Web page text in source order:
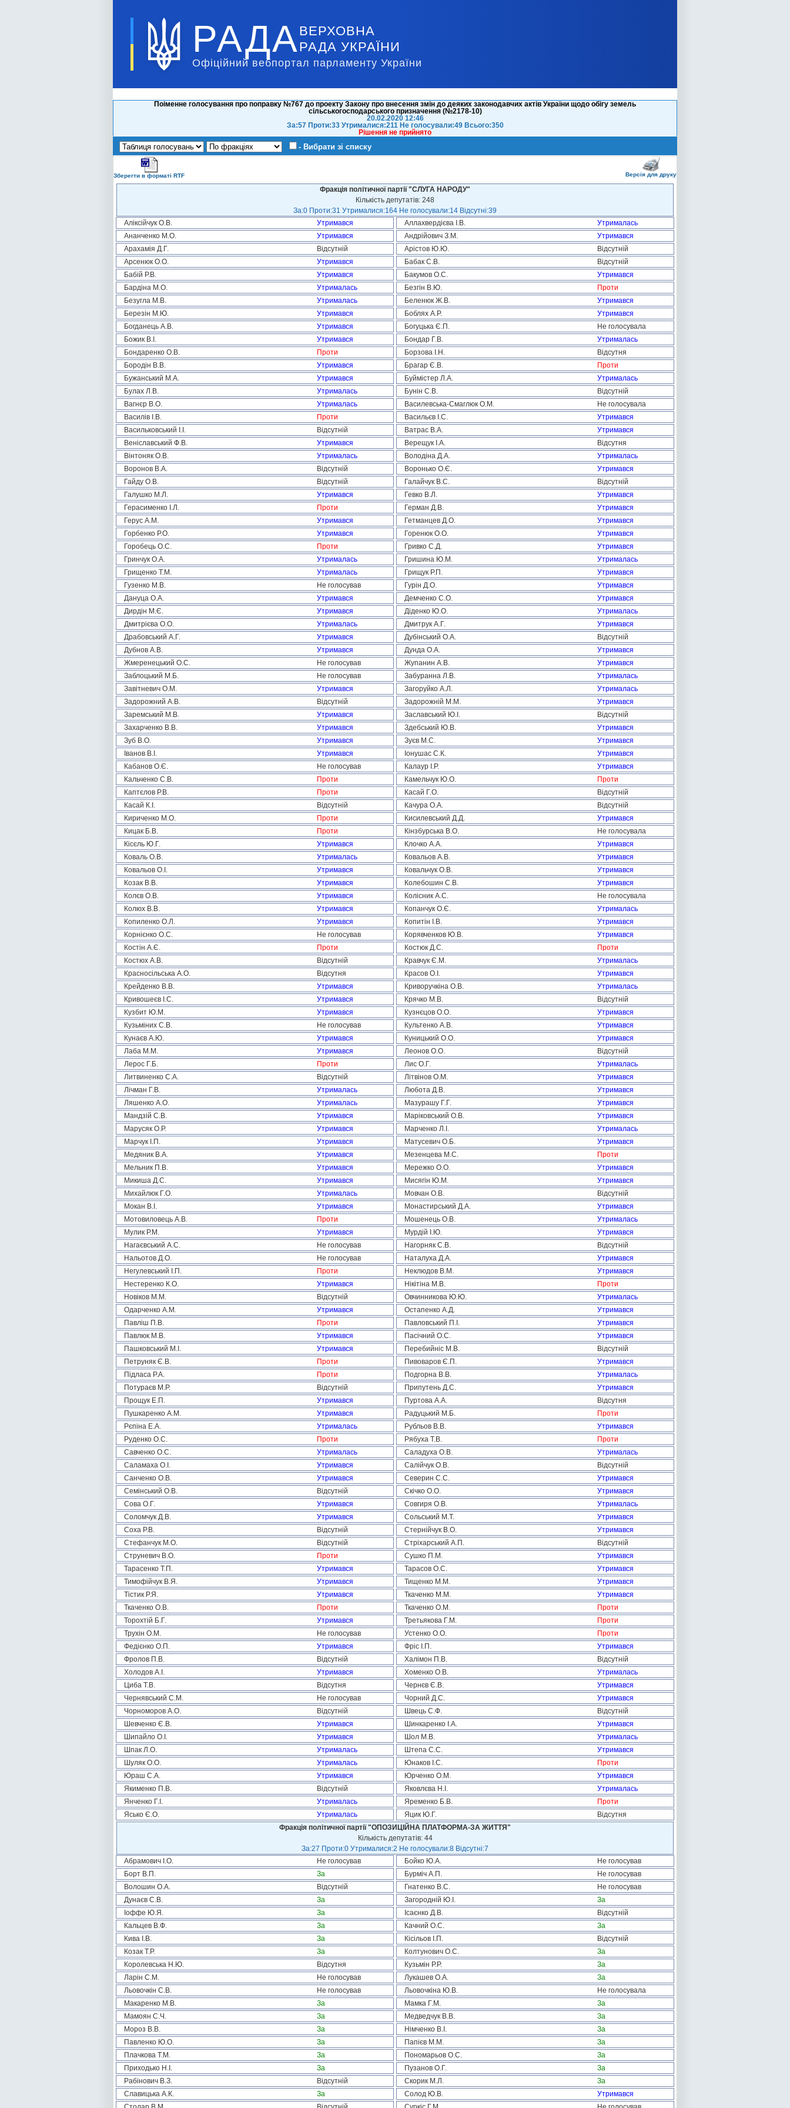
РАДА ВЕРХОВНА
РАДА УКРАЇНИ
Офіційний вебпортал парламенту України
Поіменне голосування про поправку №767 до проекту Закону про внесення змін до деяких законодавчих актів України щодо обігу земель
сільськогосподарського призначення (№2178-10)
20.02.2020 12:46
За:57 Проти:33 Утрималися:211 Не голосували:49 Всього:350
Рішення не прийнято
- Вибрати зі списку
Зберегти в форматі RTF Версія для друку
Фракція політичної партії "СЛУГА НАРОДУ"
Кількість депутатів: 248
За:0 Проти:31 Утрималися:164 Не голосували:14 Відсутні:39
Аліксійчук О.В.
Утримався Аллахвердієва І.В.
Утрималась
Ананченко М.О.
Утримався Андрійович З.М.
Утримався
Арахамія Д.Г.
Відсутній Арістов Ю.Ю.
Відсутній
Арсенюк О.О.
Утримався Бабак С.В.
Відсутній
Бабій Р.В.
Утримався Бакумов О.С.
Утримався
Бардіна М.О.
Утрималась Безгін В.Ю.
Проти
Безугла М.В.
Утрималась Беленюк Ж.В.
Утримався
Березін М.Ю.
Утримався Боблях А.Р.
Утримався
Богданець А.В.
Утримався Богуцька Є.П.
Не голосувала
Божик В.І.
Утримався Бондар Г.В.
Утрималась
Бондаренко О.В.
Проти Борзова І.Н.
Відсутня
Бородін В.В.
Утримався Брагар Є.В.
Проти
Бужанський М.А.
Утримався Буймістер Л.А.
Утрималась
Булах Л.В.
Утрималась Бунін С.В.
Відсутній
Вагнєр В.О.
Утрималась Василевська-Смаглюк О.М.
Не голосувала
Василів І.В.
Проти Васильєв І.С.
Утримався
Васильковський І.І.
Відсутній Ватрас В.А.
Утримався
Веніславський Ф.В.
Утримався Верещук І.А.
Відсутня
Вінтоняк О.В.
Утрималась Володіна Д.А.
Утрималась
Воронов В.А.
Відсутній Воронько О.Є.
Утримався
Гайду О.В.
Відсутній Галайчук В.С.
Відсутній
Галушко М.Л.
Утримався Гевко В.Л.
Утримався
Герасименко І.Л.
Проти Герман Д.В.
Утримався
Герус А.М.
Утримався Гетманцев Д.О.
Утримався
Горбенко Р.О.
Утримався Горенюк О.О.
Утримався
Горобець О.С.
Проти Гривко С.Д.
Утримався
Гринчук О.А.
Утрималась Гришина Ю.М.
Утрималась
Грищенко Т.М.
Утрималась Грищук Р.П.
Утримався
Гузенко М.В.
Не голосував Гурін Д.О.
Утримався
Дануца О.А.
Утримався Демченко С.О.
Утримався
Дирдін М.Є.
Утримався Діденко Ю.О.
Утрималась
Дмитрієва О.О.
Утрималась Дмитрук А.Г.
Утримався
Драбовський А.Г.
Утримався Дубінський О.А.
Відсутній
Дубнов А.В.
Утримався Дунда О.А.
Утримався
Жмеренецький О.С.
Не голосував Жупанин А.В.
Утримався
Заблоцький М.Б.
Не голосував Забуранна Л.В.
Утрималась
Завітневич О.М.
Утримався Загоруйко А.Л.
Утрималась
Задорожний А.В.
Відсутній Задорожній М.М.
Утримався
Заремський М.В.
Утримався Заславський Ю.І.
Відсутній
Захарченко В.В.
Утримався Здебський Ю.В.
Утримався
Зуб В.О.
Утримався Зуєв М.С.
Утримався
Іванов В.І.
Утримався Іонушас С.К.
Утримався
Кабанов О.Є.
Не голосував Калаур І.Р.
Утримався
Кальченко С.В.
Проти Камельчук Ю.О.
Проти
Каптєлов Р.В.
Проти Касай Г.О.
Відсутній
Касай К.І.
Відсутній Качура О.А.
Відсутній
Кириченко М.О.
Проти Кисилевський Д.Д.
Утримався
Кицак Б.В.
Проти Кінзбурська В.О.
Не голосувала
Кісєль Ю.Г.
Утримався Клочко А.А.
Утримався
Коваль О.В.
Утрималась Ковальов А.В.
Утримався
Ковальов О.І.
Утримався Ковальчук О.В.
Утримався
Козак В.В.
Утримався Колебошин С.В.
Утримався
Колєв О.В.
Утримався Колісник А.С.
Не голосувала
Колюх В.В.
Утримався Копанчук О.Є.
Утрималась
Копиленко О.Л.
Утримався Копитін І.В.
Утримався
Корнієнко О.С.
Не голосував Корявченков Ю.В.
Утримався
Костін А.Є.
Проти Костюк Д.С.
Проти
Костюх А.В.
Відсутній Кравчук Є.М.
Утрималась
Красносільська А.О.
Відсутня Красов О.І.
Утримався
Крейденко В.В.
Утримався Криворучкіна О.В.
Утрималась
Кривошеєв І.С.
Утримався Крячко М.В.
Відсутній
Кузбит Ю.М.
Утримався Кузнєцов О.О.
Утримався
Кузьміних С.В.
Не голосував Культенко А.В.
Утримався
Кунаєв А.Ю.
Утримався Куницький О.О.
Утримався
Лаба М.М.
Утримався Леонов О.О.
Відсутній
Лерос Г.Б.
Проти Лис О.Г.
Утрималась
Литвиненко С.А.
Відсутній Літвінов О.М.
Утримався
Лічман Г.В.
Утрималась Любота Д.В.
Утримався
Ляшенко А.О.
Утрималась Мазурашу Г.Г.
Утримався
Мандзій С.В.
Утримався Маріковський О.В.
Утримався
Марусяк О.Р.
Утримався Марченко Л.І.
Утрималась
Марчук І.П.
Утримався Матусевич О.Б.
Утримався
Медяник В.А.
Утримався Мезенцева М.С.
Проти
Мельник П.В.
Утримався Мережко О.О.
Утримався
Микиша Д.С.
Утримався Мисягін Ю.М.
Утримався
Михайлюк Г.О.
Утрималась Мовчан О.В.
Відсутній
Мокан В.І.
Утримався Монастирський Д.А.
Утримався
Мотовиловець А.В.
Проти Мошенець О.В.
Утрималась
Мулик Р.М.
Утримався Мурдій І.Ю.
Утримався
Нагаєвський А.С.
Не голосував Нагорняк С.В.
Відсутній
Нальотов Д.О.
Не голосував Наталуха Д.А.
Утримався
Негулевський І.П.
Проти Неклюдов В.М.
Утримався
Нестеренко К.О.
Утримався Нікітіна М.В.
Проти
Новіков М.М.
Відсутній Овчинникова Ю.Ю.
Утрималась
Одарченко А.М.
Утримався Остапенко А.Д.
Утримався
Павліш П.В.
Проти Павловський П.І.
Утримався
Павлюк М.В.
Утримався Пасічний О.С.
Утримався
Пашковський М.І.
Утримався Перебийніс М.В.
Відсутній
Петруняк Є.В.
Проти Пивоваров Є.П.
Утримався
Підласа Р.А.
Проти Подгорна В.В.
Утрималась
Потураєв М.Р.
Відсутній Припутень Д.С.
Утримався
Прощук Е.П.
Утримався Пуртова А.А.
Відсутня
Пушкаренко А.М.
Утримався Радуцький М.Б.
Проти
Рєпіна Е.А.
Утрималась Рубльов В.В.
Утримався
Руденко О.С.
Проти Рябуха Т.В.
Проти
Савченко О.С.
Утрималась Саладуха О.В.
Утрималась
Саламаха О.І.
Утримався Салійчук О.В.
Відсутній
Санченко О.В.
Утримався Северин С.С.
Утримався
Семінський О.В.
Відсутній Скічко О.О.
Утримався
Сова О.Г.
Утримався Совгиря О.В.
Утрималась
Соломчук Д.В.
Утримався Сольський М.Т.
Утримався
Соха Р.В.
Відсутній Стернійчук В.О.
Утримався
Стефанчук М.О.
Відсутній Стріхарський А.П.
Відсутній
Струневич В.О.
Проти Сушко П.М.
Утримався
Тарасенко Т.П.
Утримався Тарасов О.С.
Утримався
Тимофійчук В.Я.
Утримався Тищенко М.М.
Утримався
Тістик Р.Я.
Утримався Ткаченко М.М.
Утримався
Ткаченко О.В.
Проти Ткаченко О.М.
Проти
Торохтій Б.Г.
Утримався Третьякова Г.М.
Проти
Трухін О.М.
Не голосував Устенко О.О.
Проти
Федієнко О.П.
Утримався Фріс І.П.
Утримався
Фролов П.В.
Відсутній Халімон П.В.
Відсутній
Холодов А.І.
Утримався Хоменко О.В.
Утрималась
Циба Т.В.
Відсутня Чернєв Є.В.
Утримався
Чернявський С.М.
Не голосував Чорний Д.С.
Утримався
Чорноморов А.О.
Відсутній Швець С.Ф.
Відсутній
Шевченко Є.В.
Утримався Шинкаренко І.А.
Утримався
Шипайло О.І.
Утримався Шол М.В.
Утрималась
Шпак Л.О.
Утрималась Штепа С.С.
Утримався
Шуляк О.О.
Утрималась Юнаков І.С.
Проти
Юраш С.А.
Утримався Юрченко О.М.
Утримався
Якименко П.В.
Відсутній Яковлєва Н.І.
Утрималась
Янченко Г.І.
Утрималась Яременко Б.В.
Проти
Ясько Є.О.
Утрималась Яцик Ю.Г.
Відсутня
Фракція політичної партії "ОПОЗИЦІЙНА ПЛАТФОРМА-ЗА ЖИТТЯ"
Кількість депутатів: 44
За:27 Проти:0 Утрималися:2 Не голосували:8 Відсутні:7
Абрамович І.О.
Не голосував Бойко Ю.А.
Не голосував
Борт В.П.
За Бурміч А.П.
Не голосував
Волошин О.А.
Відсутній Гнатенко В.С.
Не голосував
Дунаєв С.В.
За Загородній Ю.І.
За
Іоффе Ю.Я.
За Ісаєнко Д.В.
Відсутній
Кальцев В.Ф.
За Качний О.С.
За
Кива І.В.
За Кісільов І.П.
Відсутній
Козак Т.Р.
За Колтунович О.С.
За
Королевська Н.Ю.
Відсутня Кузьмін Р.Р.
За
Ларін С.М.
Не голосував Лукашев О.А.
За
Льовочкін С.В.
Не голосував Льовочкіна Ю.В.
Не голосувала
Макаренко М.В.
За Мамка Г.М.
За
Мамоян С.Ч.
За Медведчук В.В.
За
Мороз В.В.
За Німченко В.І.
За
Павленко Ю.О.
За Папієв М.М.
За
Плачкова Т.М.
За Пономарьов О.С.
За
Приходько Н.І.
За Пузанов О.Г.
За
Рабінович В.З.
Відсутній Скорик М.Л.
За
Славицька А.К.
За Солод Ю.В.
Утримався